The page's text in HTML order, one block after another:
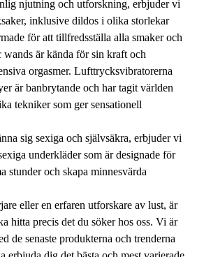
njutning och utforskning, erbjuder vi
inklusive dildos i olika storlekar
för att tillfredsställa alla smaker och
wands är kända för sin kraft och
orgasmer. Lufttrycksvibratorerna
är banbrytande och har tagit världen
tekniker som ger sensationell
sig sexiga och självsäkra, erbjuder vi
underkläder som är designade för
stunder och skapa minnesvärda
eller en erfaren utforskare av lust, är
hitta precis det du söker hos oss. Vi är
de senaste produkterna och trenderna